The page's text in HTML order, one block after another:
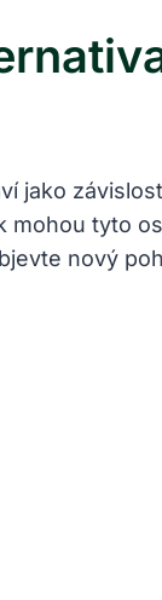
jako
tyto
nový